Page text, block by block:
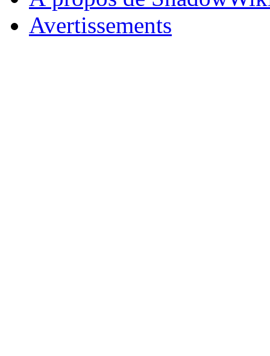
Avertissements